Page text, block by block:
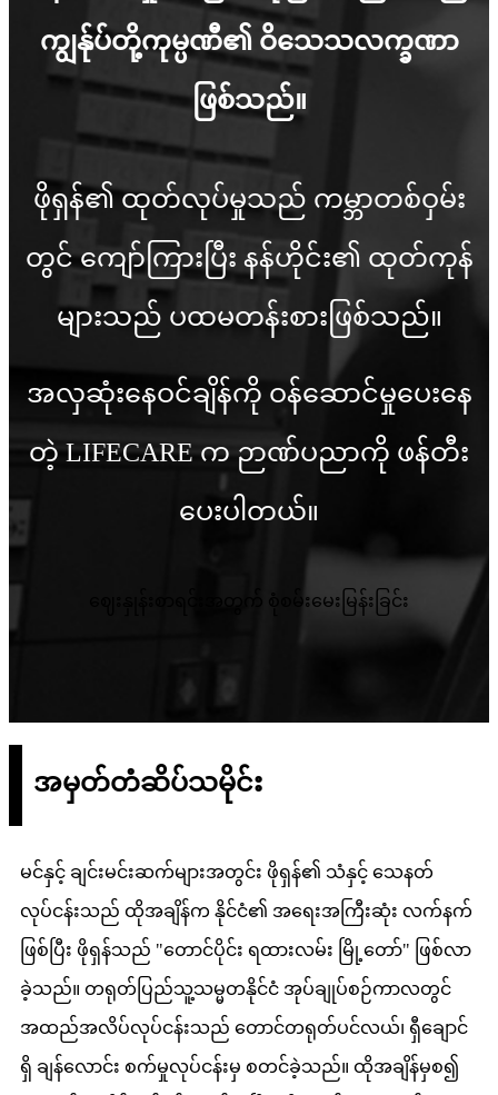
ကျွန်ုပ်တို့ကုမ္ပဏီ၏ ဝိသေသလက္ခဏာ
ဖြစ်သည်။
ဖိုရှန်၏ ထုတ်လုပ်မှုသည် ကမ္ဘာတစ်ဝှမ်း
တွင် ကျော်ကြားပြီး နန်ဟိုင်း၏ ထုတ်ကုန်
များသည် ပထမတန်းစားဖြစ်သည်။
အလှဆုံးနေဝင်ချိန်ကို ဝန်ဆောင်မှုပေးနေ
တဲ့ LIFECARE က ဉာဏ်ပညာကို ဖန်တီး
ပေးပါတယ်။
ဈေးနှုန်းစာရင်းအတွက် စုံစမ်းမေးမြန်းခြင်း
အမှတ်တံဆိပ်သမိုင်း
မင်နှင့် ချင်းမင်းဆက်များအတွင်း ဖိုရှန်၏ သံနှင့် သေနတ်
လုပ်ငန်းသည် ထိုအချိန်က နိုင်ငံ၏ အရေးအကြီးဆုံး လက်နက်
ဖြစ်ပြီး ဖိုရှန်သည် "တောင်ပိုင်း ရထားလမ်း မြို့တော်" ဖြစ်လာ
ခဲ့သည်။ တရုတ်ပြည်သူ့သမ္မတနိုင်ငံ အုပ်ချုပ်စဉ်ကာလတွင်
အထည်အလိပ်လုပ်ငန်းသည် တောင်တရုတ်ပင်လယ်၊ ရှီချောင်
ရှိ ချန်လောင်း စက်မှုလုပ်ငန်းမှ စတင်ခဲ့သည်။ ထိုအချိန်မှစ၍